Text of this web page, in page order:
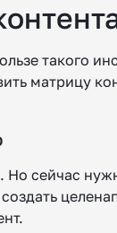
такого
матрицу
Но сейчас